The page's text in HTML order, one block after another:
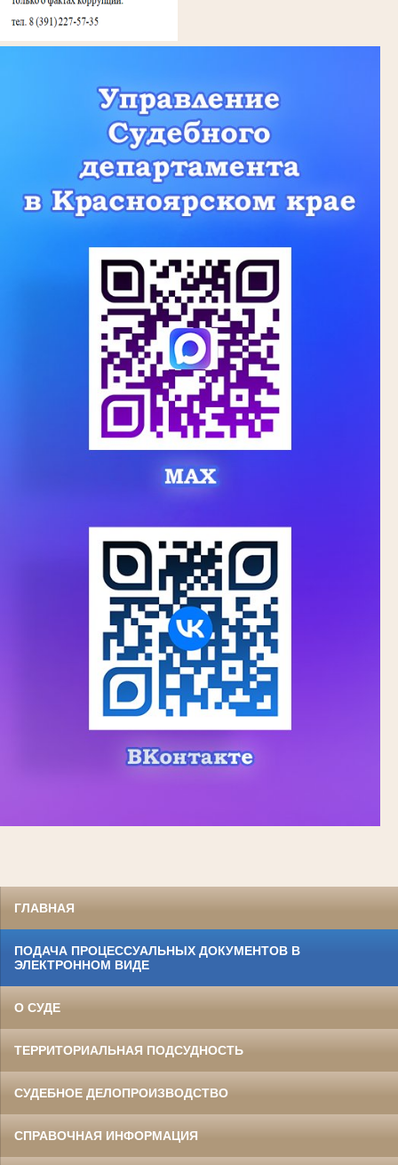
ГЛАВНАЯ
ПОДАЧА ПРОЦЕССУАЛЬНЫХ ДОКУМЕНТОВ В
ЭЛЕКТРОННОМ ВИДЕ
О СУДЕ
ТЕРРИТОРИАЛЬНАЯ ПОДСУДНОСТЬ
СУДЕБНОЕ ДЕЛОПРОИЗВОДСТВО
СПРАВОЧНАЯ ИНФОРМАЦИЯ